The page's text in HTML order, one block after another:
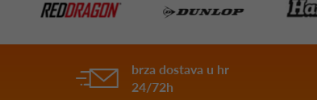
brza dostava u hr
24/72h